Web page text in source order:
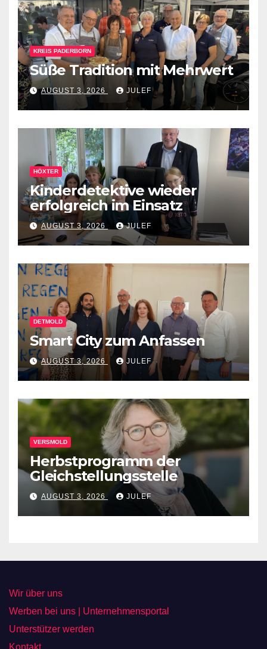
KREIS PADERBORN
Süße Tradition mit Mehrwert
AUGUST 3, 2026 JULEF
HÖXTER
Kinderdetektive wieder
erfolgreich im Einsatz
AUGUST 3, 2026 JULEF
DETMOLD
Smart City zum Anfassen
AUGUST 3, 2026 JULEF
VERSMOLD
Herbstprogramm der
Gleichstellungsstelle
AUGUST 3, 2026 JULEF
Wir über uns
Werben bei uns | Unternehmensportal
Unterstützer werden
Kontakt